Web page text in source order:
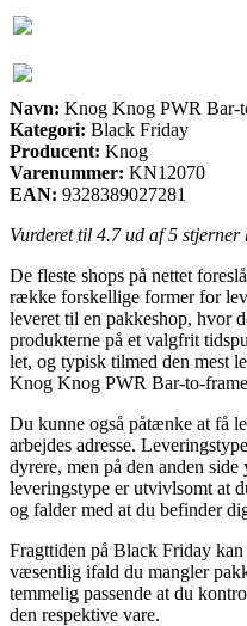
Navn: Knog Knog PWR Bar-
Kategori: Black Friday
Producent: Knog
Varenummer: KN12070
EAN: 9328389027281
Vurderet til 4.7ud af 5 stjerner
De fleste shops på nettet
række forskellige former for
leveret til en pakkeshop, hvor
produkterne på et valgfrit
let, og typisk tilmed den mest
Knog Knog PWR Bar-to-
Du kunne også påtænke at få
arbejdes adresse.
dyrere, men på den anden
leveringstype er utvivlsomt at
og falder med at du befinder
Fragttiden på Black Friday
væsentlig ifald du mangler
temmelig passende at du
den respektive vare.